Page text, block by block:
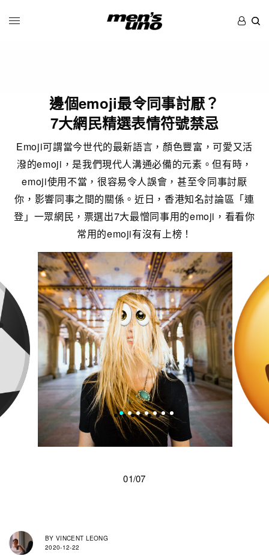
邊個emoji最令同事討厭？
7大網民精選表情符號禁忌
Emoji可謂當今世代的最新語言，顏色豐富，可愛又活
潑的emoji，是我們現代人溝通必備的元素。但有時，
emoji使用不當，很容易令人誤會，甚至令同事討厭
你，影響同事之間的關係。近日，香港知名討論區「連
登」一眾網民，票選出7大最憎同事用的emoji，看看你
常用的emoji有沒有上榜！
01/07
BY VINCENT LEONG
2020-12-22